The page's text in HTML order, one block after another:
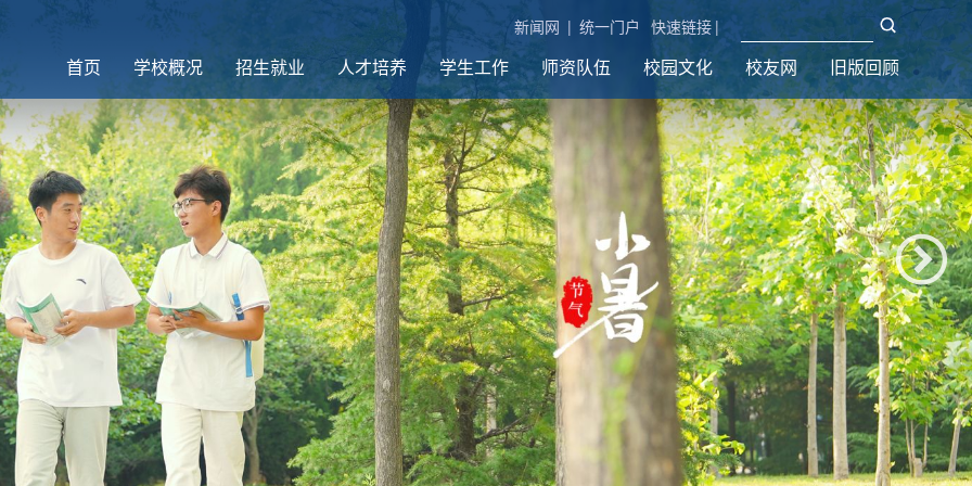
新闻网 | 统一门户 快速链接 |
首页 学校概况 招生就业 人才培养 学生工作 师资队伍 校园文化 校友网 旧版回顾